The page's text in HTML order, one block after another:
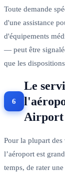
Toute demande
d'une assistance
d'équipements
— peut être
que les
Le
Airport
Pour la plupart des
l’aéroport est
temps, de rater